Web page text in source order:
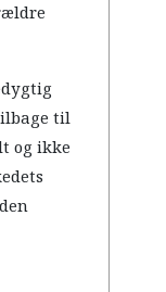
til
og ikke